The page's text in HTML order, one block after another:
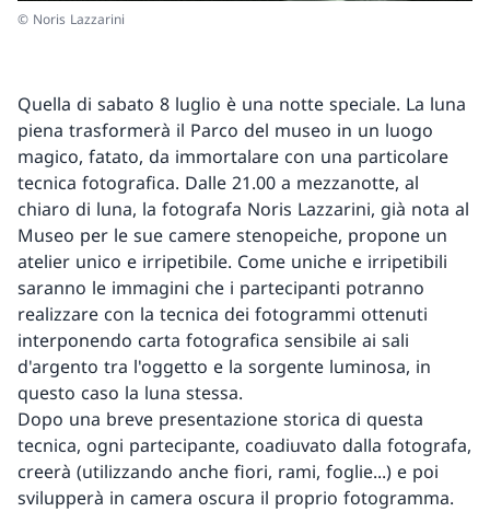
© Noris Lazzarini
Quella di sabato 8 luglio è una notte speciale. La luna
piena trasformerà il Parco del museo in un luogo
magico, fatato, da immortalare con una particolare
tecnica fotografica. Dalle 21.00 a mezzanotte, al
chiaro di luna, la fotografa Noris Lazzarini, già nota al
Museo per le sue camere stenopeiche, propone un
atelier unico e irripetibile. Come uniche e irripetibili
saranno le immagini che i partecipanti potranno
realizzare con la tecnica dei fotogrammi ottenuti
interponendo carta fotografica sensibile ai sali
d'argento tra l'oggetto e la sorgente luminosa, in
questo caso la luna stessa.
Dopo una breve presentazione storica di questa
tecnica, ogni partecipante, coadiuvato dalla fotografa,
creerà (utilizzando anche fiori, rami, foglie...) e poi
svilupperà in camera oscura il proprio fotogramma.